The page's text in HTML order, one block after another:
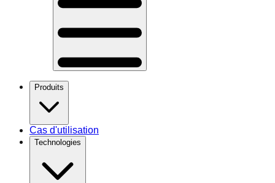
Produits
Cas d'utilisation
Technologies